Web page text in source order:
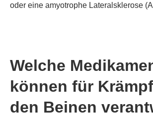
oder eine amyotrophe Lateralsklerose
Welche
können für
den Beinen